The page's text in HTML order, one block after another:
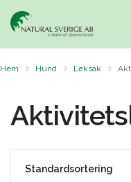
Hem Hund Leksak